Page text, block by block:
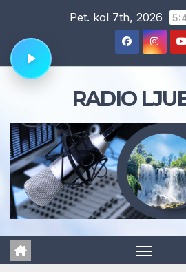
content
Pet. kol 7th, 2026
RADIO